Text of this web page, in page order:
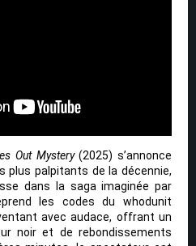
Out Mystery(2025) s’annonce
plus palpitants de la décennie,
dans la saga imaginée par
les codes du whodunit
avec audace, offrant un
noir et de rebondissements